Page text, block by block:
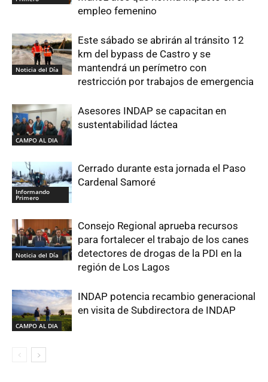
empleo femenino
Noticia del Día
Este sábado se abrirán al tránsito 12
km del bypass de Castro y se
mantendrá un perímetro con
restricción por trabajos de emergencia
CAMPO AL DIA
Asesores INDAP se capacitan en
sustentabilidad láctea
Informando
Primero
Cerrado durante esta jornada el Paso
Cardenal Samoré
Noticia del Día
Consejo Regional aprueba recursos
para fortalecer el trabajo de los canes
detectores de drogas de la PDI en la
región de Los Lagos
CAMPO AL DIA
INDAP potencia recambio generacional
en visita de Subdirectora de INDAP